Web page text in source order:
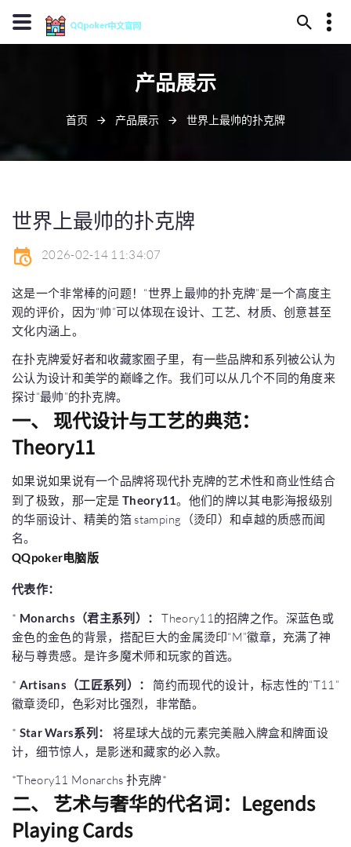
13594780433
福鼎市部镰之域150号
产品展示
首页 产品展示 世界上最帅的扑克牌
世界上最帅的扑克牌
2026-02-14 11:34:07
这是一个非常棒的问题！“世界上最帅的扑克牌”是一个高度主
观的评价，因为“帅”可以体现在设计、工艺、材质、创意甚至
文化内涵上。
在扑克牌爱好者和收藏家圈子里，有一些品牌和系列被公认为
公认为设计和美学的巅峰之作。我们可以从几个不同的角度来
探讨“最帅”的扑克牌。
一、 现代设计与工艺的典范：
Theory11
如果说如果说有一个品牌将现代扑克牌的艺术性和商业性结合
到了极致，那一定是Theory11。他们的牌以其电影海报级别
的华丽设计、精美的箔 stamping（烫印）和卓越的质感而闻
名。
QQpoker电脑版
代表作：
* Monarchs（君主系列）：
Theory11的招牌之作。深蓝色或
金色的金色的背景，搭配巨大的金属烫印“M”徽章，充满了神
秘与尊贵感。是许多魔术师和玩家的首选。
* Artisans（工匠系列）：
简约而现代的设计，标志性的“T11”
徽章烫印，色彩对比强烈，非常酷。
* Star Wars系列：
将星球大战的元素完美融入牌盒和牌面设
计，细节惊人，是影迷和藏家的必入款。
*Theory11 Monarchs 扑克牌*
二、 艺术与奢华的代名词：Legends
Playing Cards